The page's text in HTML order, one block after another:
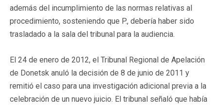
además del incumplimiento de las normas relativas al
procedimiento, sosteniendo que P., debería haber sido
trasladado a la sala del tribunal para la audiencia.
El 24 de enero de 2012, el Tribunal Regional de Apelación
de Donetsk anuló la decisión de 8 de junio de 2011 y
remitió el caso para una investigación adicional previa a la
celebración de un nuevo juicio. El tribunal señaló que había